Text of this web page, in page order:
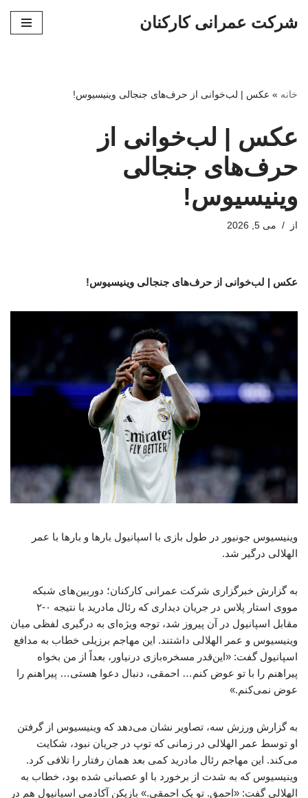
شرکت عمرانی کارکنان
خانه » عکس | لب‌خوانی از حرف‌های جنجالی وینیسیوس!
عکس | لب‌خوانی از
حرف‌های جنجالی
وینیسیوس!
از می 5, 2026
عکس | لب‌خوانی از حرف‌های جنجالی وینیسیوس!
وینیسیوس جونیور در طول بازی با اسپانیول بارها و بارها با عمر
الهلالی درگیر شد.
به گزارش خبرگزاری شرکت عمرانی کارکنان؛ دوربین‌های شبکه
مووی استار پلاس در جریان دیداری که رئال مادرید با نتیجه ۰-۲
مقابل اسپانیول در آن پیروز شد، توجه ویژه‌ای به درگیری لفظی میان
وینیسیوس و عمر الهلالی داشتند. این مهاجم برزیلی خطاب به مدافع
اسپانیول گفت: «این‌قدر مسخره‌بازی درنیاور، بعداً از من بخواه
پیراهنم را با تو عوض کنم… احمقی، دنبال دعوا هستی… پیراهنم را
عوض نمی‌کنم.»
به گزارش ورزش سه، تصاویر نشان می‌دهد که وینیسیوس از گرفتن
او توسط عمر الهلالی در زمانی که توپ در جریان نبود، شکایت
می‌کند. این مهاجم رئال مادرید کمی بعد همان رفتار را تلافی کرد.
وینیسیوس که به‌ شدت از برخورد با او عصبانی شده بود، خطاب به
الهلالی گفت: «احمق. تو یک احمقی.» بازیکن آکادمی اسپانیول هم در